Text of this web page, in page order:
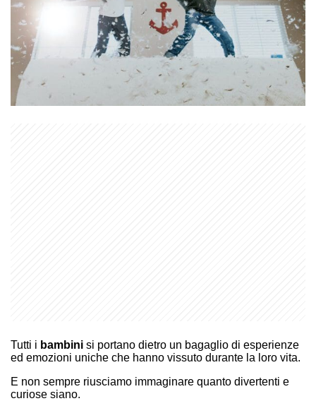
Tutti i bambini si portano dietro un bagaglio di esperienze
ed emozioni uniche che hanno vissuto durante la loro vita.
E non sempre riusciamo immaginare quanto divertenti e
curiose siano.